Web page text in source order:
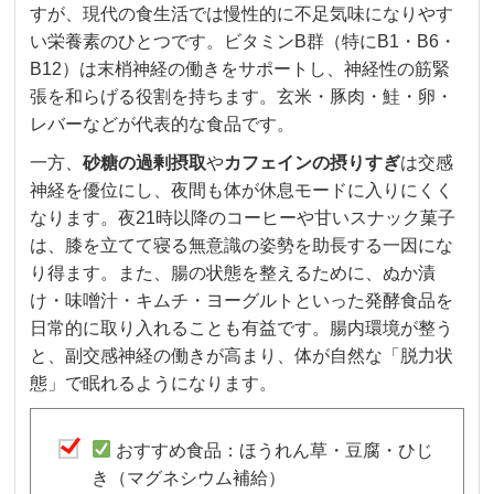
すが、現代の食生活では慢性的に不足気味になりやす
い栄養素のひとつです。ビタミンB群（特にB1・B6・
B12）は末梢神経の働きをサポートし、神経性の筋緊
張を和らげる役割を持ちます。玄米・豚肉・鮭・卵・
レバーなどが代表的な食品です。
一方、砂糖の過剰摂取やカフェインの摂りすぎは交感
神経を優位にし、夜間も体が休息モードに入りにくく
なります。夜21時以降のコーヒーや甘いスナック菓子
は、膝を立てて寝る無意識の姿勢を助長する一因にな
り得ます。また、腸の状態を整えるために、ぬか漬
け・味噌汁・キムチ・ヨーグルトといった発酵食品を
日常的に取り入れることも有益です。腸内環境が整う
と、副交感神経の働きが高まり、体が自然な「脱力状
態」で眠れるようになります。
おすすめ食品：ほうれん草・豆腐・ひじ
き（マグネシウム補給）